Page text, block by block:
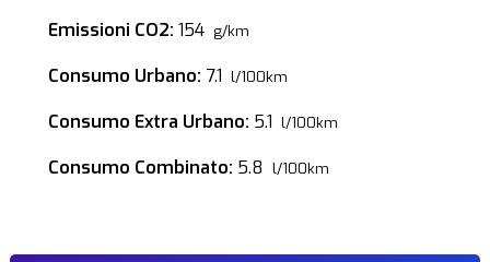
Emissioni CO2: 154 g/km
Consumo Urbano: 7.1 l/100km
Consumo Extra Urbano: 5.1 l/100km
Consumo Combinato: 5.8 l/100km